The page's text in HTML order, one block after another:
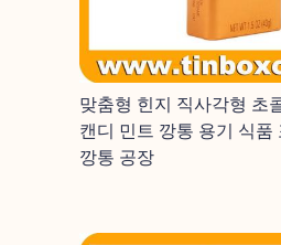
맞춤형 힌지 직사각형 초
캔디 민트 깡통 용기 식품
깡통 공장